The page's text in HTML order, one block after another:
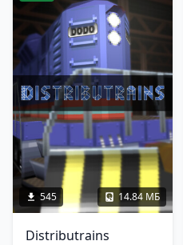
545 14.84 МБ
Distributrains